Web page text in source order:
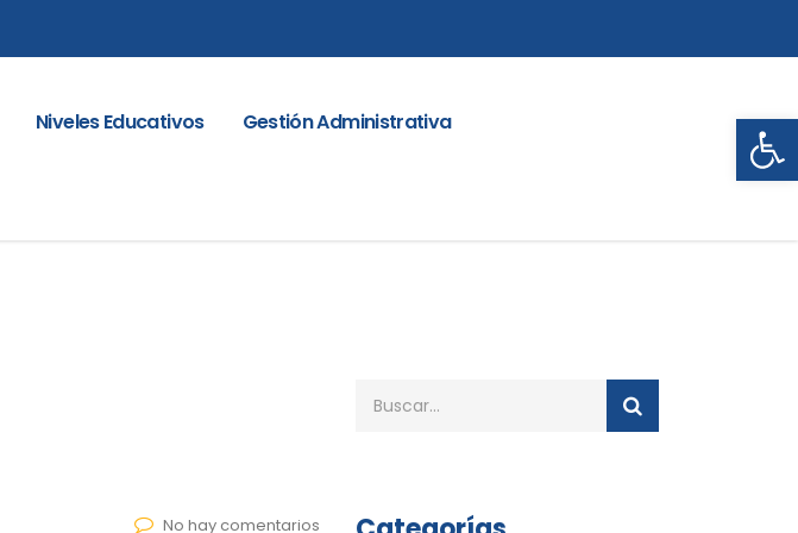
Niveles Educativos
Gestión Administrativa
No hay comentarios